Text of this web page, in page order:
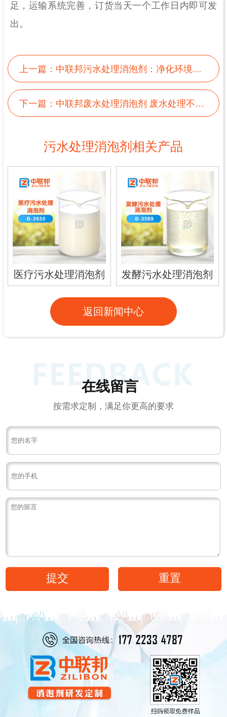
足，运输系统完善，订货当天一个工作日内即可发
出。
上一篇： 中联邦污水处理消泡剂：净化环境的绿色利器
下一篇： 中联邦废水处理消泡剂 废水处理不可少的工具
污水处理消泡剂相关产品
医疗污水处理消泡剂 发酵污水处理消泡剂
返回新闻中心
在线留言
按需求定制，满足你更高的要求